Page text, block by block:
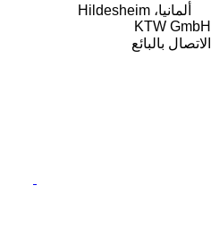
ألمانيا، Hildesheim
KTW GmbH
الاتصال بالبائع